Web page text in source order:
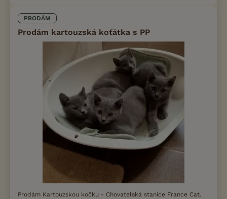
PRODÁM
Prodám kartouzská koťátka s PP
Prodám Kartouzskou kočku - Chovatelská stanice France Cat.